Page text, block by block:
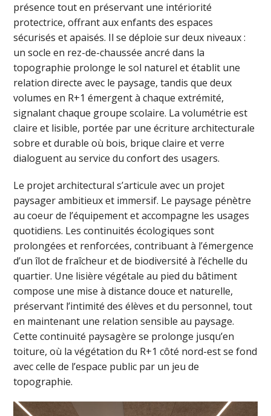
présence tout en préservant une intériorité
protectrice, offrant aux enfants des espaces
sécurisés et apaisés. Il se déploie sur deux niveaux :
un socle en rez-de-chaussée ancré dans la
topographie prolonge le sol naturel et établit une
relation directe avec le paysage, tandis que deux
volumes en R+1 émergent à chaque extrémité,
signalant chaque groupe scolaire. La volumétrie est
claire et lisible, portée par une écriture architecturale
sobre et durable où bois, brique claire et verre
dialoguent au service du confort des usagers.
Le projet architectural s’articule avec un projet
paysager ambitieux et immersif. Le paysage pénètre
au coeur de l’équipement et accompagne les usages
quotidiens. Les continuités écologiques sont
prolongées et renforcées, contribuant à l’émergence
d’un îlot de fraîcheur et de biodiversité à l’échelle du
quartier. Une lisière végétale au pied du bâtiment
compose une mise à distance douce et naturelle,
préservant l’intimité des élèves et du personnel, tout
en maintenant une relation sensible au paysage.
Cette continuité paysagère se prolonge jusqu’en
toiture, où la végétation du R+1 côté nord-est se fond
avec celle de l’espace public par un jeu de
topographie.